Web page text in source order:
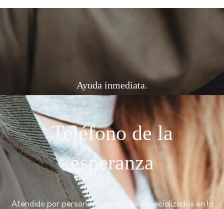
Ayuda inmediata
Teléfono de la
esperanza
Atendido por personas voluntarias especializados en la